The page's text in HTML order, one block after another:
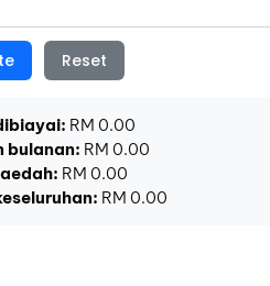
Reset
RM 0.00
bulanan: RM 0.00
RM 0.00
RM 0.00